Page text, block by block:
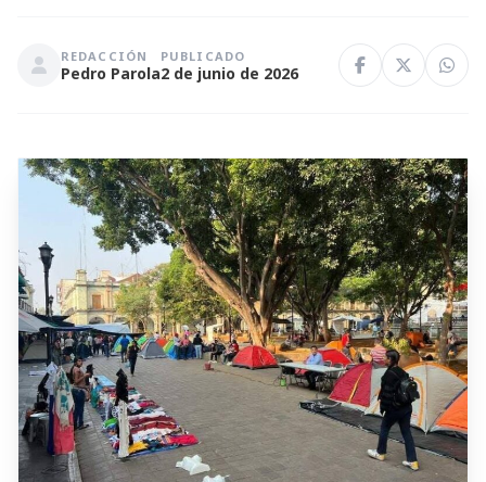
REDACCIÓN
Pedro Parola
PUBLICADO
2 de junio de 2026